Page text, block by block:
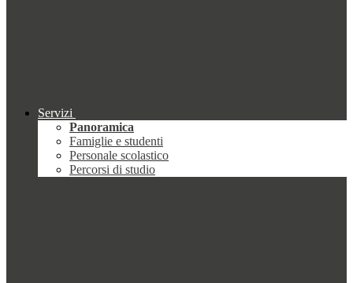
Servizi
Panoramica
Famiglie e studenti
Personale scolastico
Percorsi di studio